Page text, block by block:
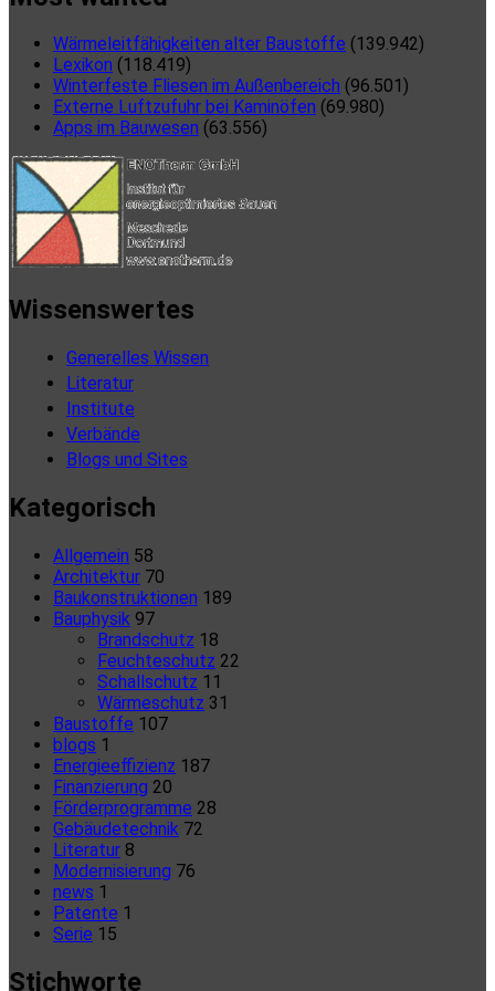
Wärmeleitfähigkeiten alter Baustoffe (139.942)
Lexikon (118.419)
Winterfeste Fliesen im Außenbereich (96.501)
Externe Luftzufuhr bei Kaminöfen (69.980)
Apps im Bauwesen (63.556)
Wissenswertes
Generelles Wissen
Literatur
Institute
Verbände
Blogs und Sites
Kategorisch
Allgemein 58
Architektur 70
Baukonstruktionen 189
Bauphysik 97
Brandschutz 18
Feuchteschutz 22
Schallschutz 11
Wärmeschutz 31
Baustoffe 107
blogs 1
Energieeffizienz 187
Finanzierung 20
Förderprogramme 28
Gebäudetechnik 72
Literatur 8
Modernisierung 76
news 1
Patente 1
Serie 15
Stichworte